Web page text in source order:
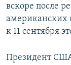
вскоре после
американских
к 11 сентября
Президент